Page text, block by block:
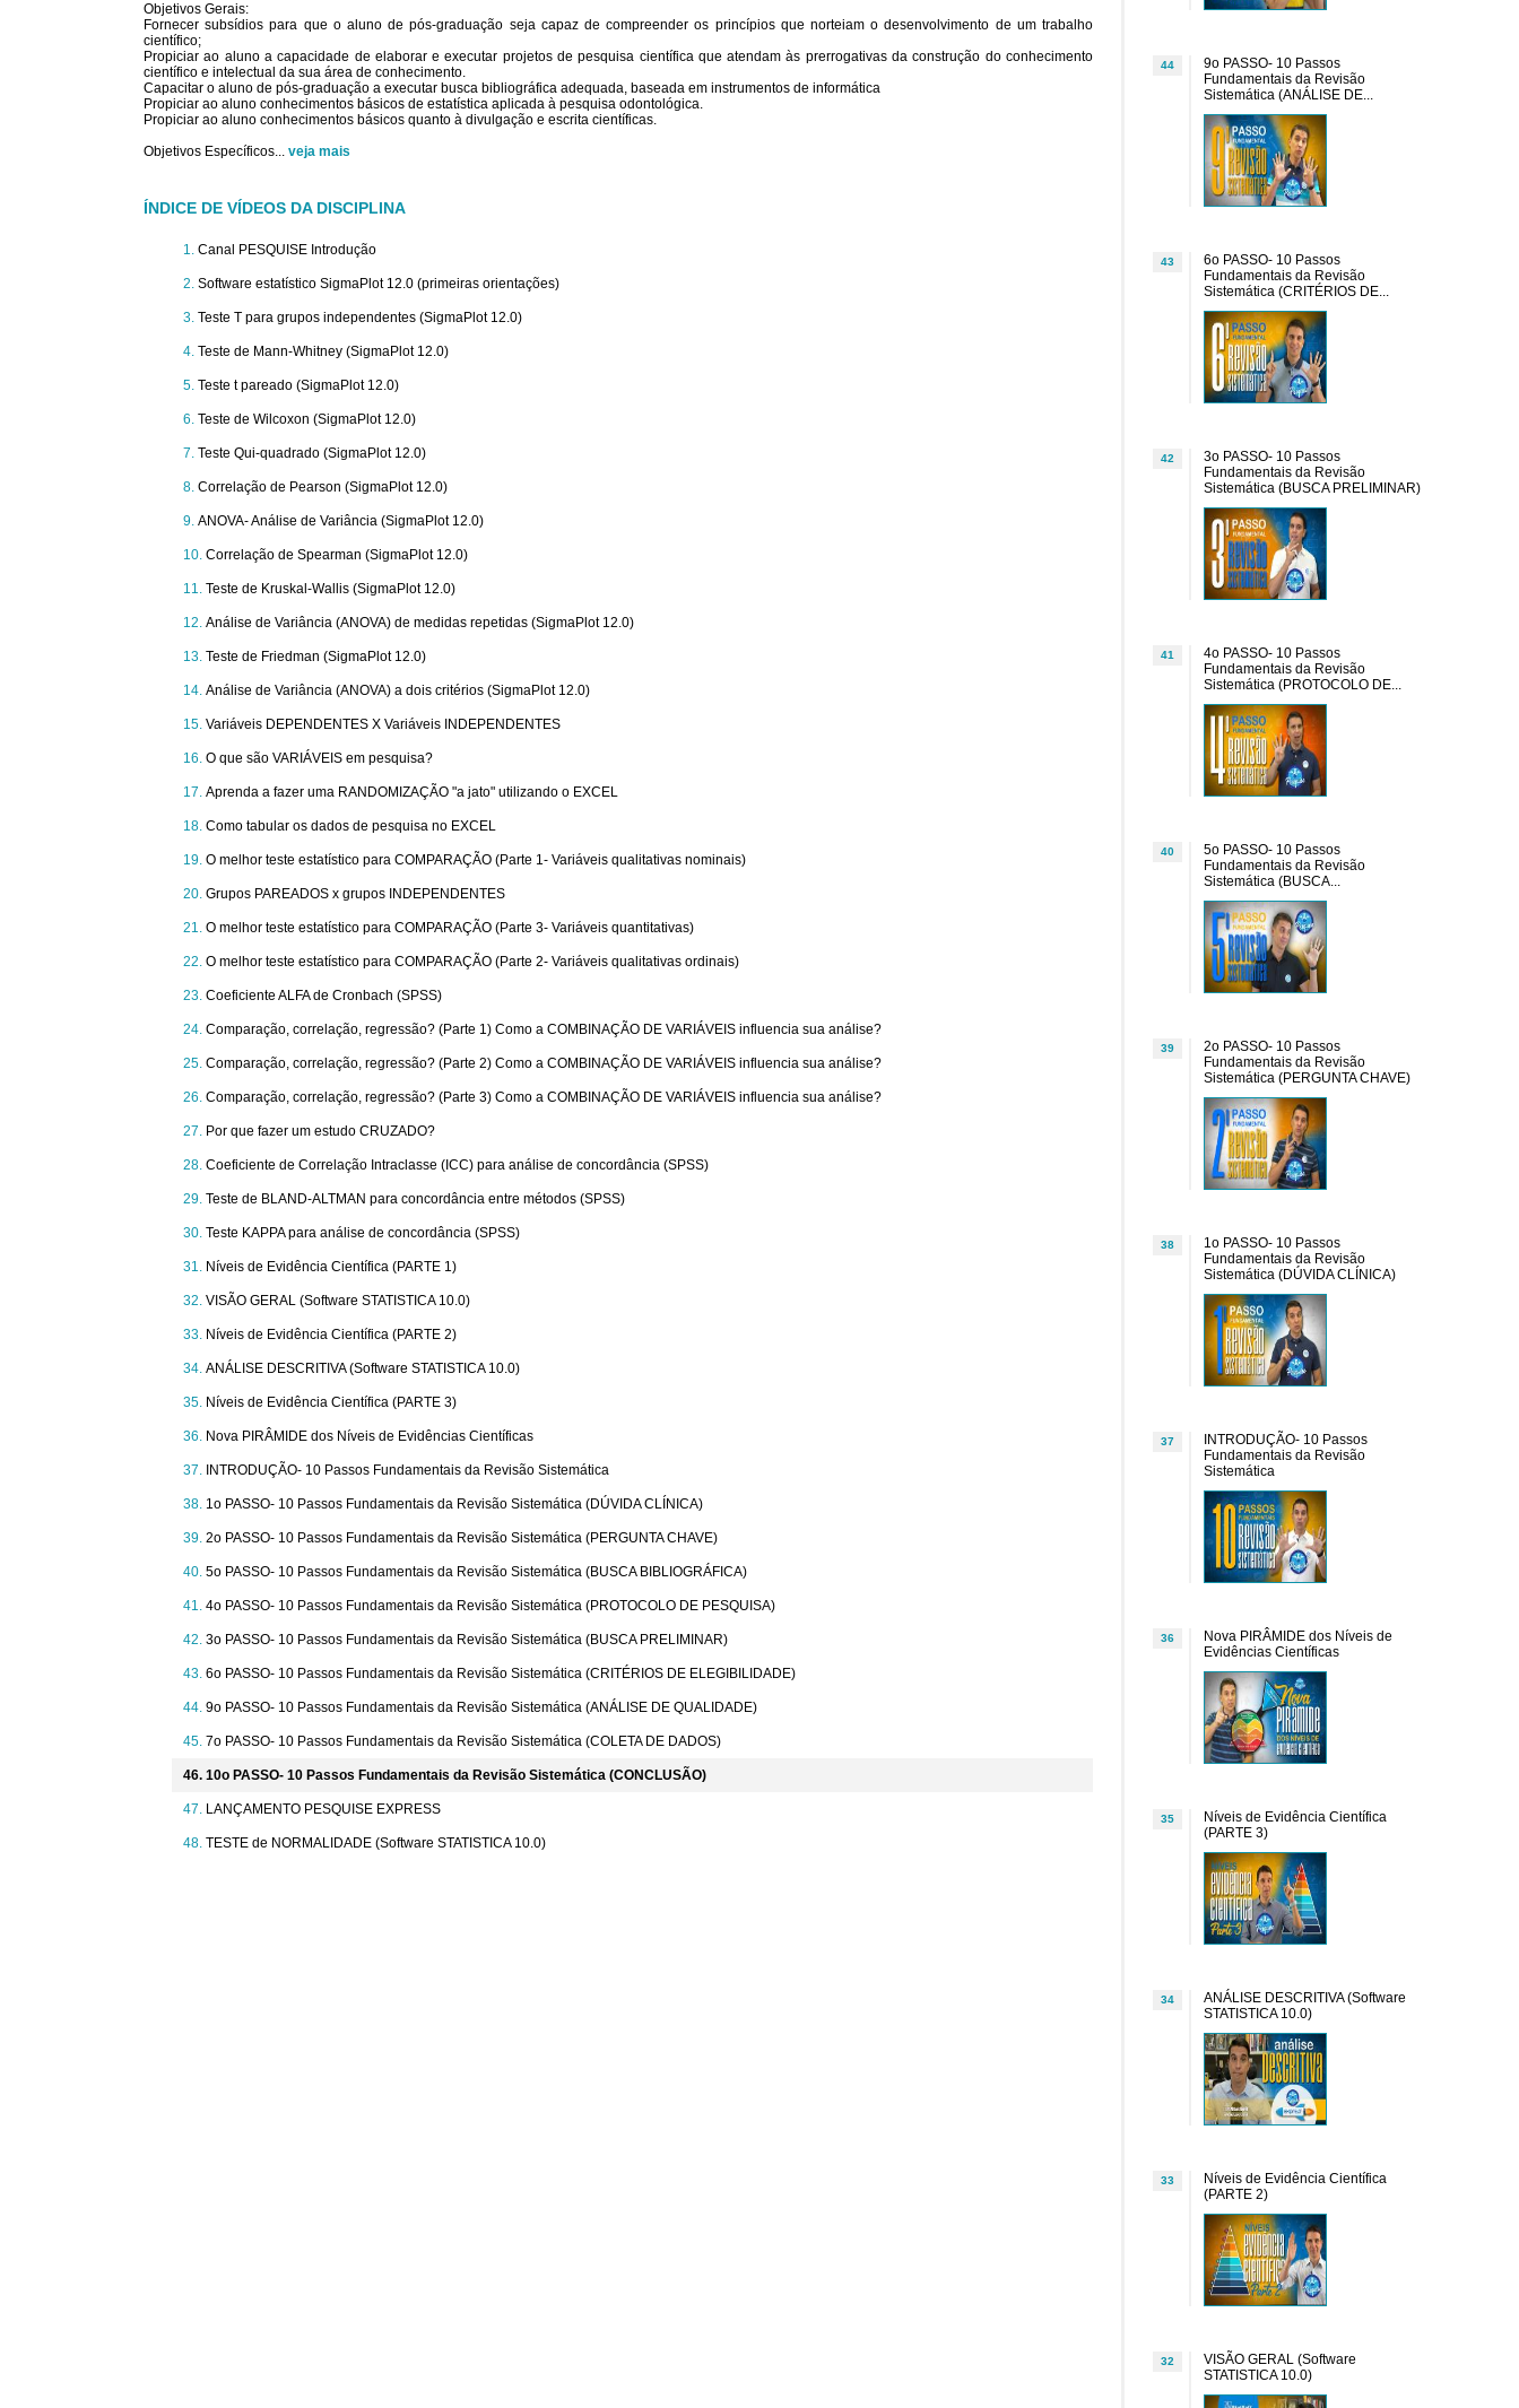
Objetivos Gerais:
Fornecer subsídios para que o aluno de pós-graduação seja capaz de compreender os princípios que norteiam o desenvolvimento de um trabalho
científico;
Propiciar ao aluno a capacidade de elaborar e executar projetos de pesquisa científica que atendam às prerrogativas da construção do conhecimento
científico e intelectual da sua área de conhecimento.
Capacitar o aluno de pós-graduação a executar busca bibliográfica adequada, baseada em instrumentos de informática
Propiciar ao aluno conhecimentos básicos de estatística aplicada à pesquisa odontológica.
Propiciar ao aluno conhecimentos básicos quanto à divulgação e escrita científicas.
Objetivos Específicos... veja mais
ÍNDICE DE VÍDEOS DA DISCIPLINA
Canal PESQUISE Introdução
Software estatístico SigmaPlot 12.0 (primeiras orientações)
Teste T para grupos independentes (SigmaPlot 12.0)
Teste de Mann-Whitney (SigmaPlot 12.0)
Teste t pareado (SigmaPlot 12.0)
Teste de Wilcoxon (SigmaPlot 12.0)
Teste Qui-quadrado (SigmaPlot 12.0)
Correlação de Pearson (SigmaPlot 12.0)
ANOVA- Análise de Variância (SigmaPlot 12.0)
Correlação de Spearman (SigmaPlot 12.0)
Teste de Kruskal-Wallis (SigmaPlot 12.0)
Análise de Variância (ANOVA) de medidas repetidas (SigmaPlot 12.0)
Teste de Friedman (SigmaPlot 12.0)
Análise de Variância (ANOVA) a dois critérios (SigmaPlot 12.0)
Variáveis DEPENDENTES X Variáveis INDEPENDENTES
O que são VARIÁVEIS em pesquisa?
Aprenda a fazer uma RANDOMIZAÇÃO "a jato" utilizando o EXCEL
Como tabular os dados de pesquisa no EXCEL
O melhor teste estatístico para COMPARAÇÃO (Parte 1- Variáveis qualitativas nominais)
Grupos PAREADOS x grupos INDEPENDENTES
O melhor teste estatístico para COMPARAÇÃO (Parte 3- Variáveis quantitativas)
O melhor teste estatístico para COMPARAÇÃO (Parte 2- Variáveis qualitativas ordinais)
Coeficiente ALFA de Cronbach (SPSS)
Comparação, correlação, regressão? (Parte 1) Como a COMBINAÇÃO DE VARIÁVEIS influencia sua análise?
Comparação, correlação, regressão? (Parte 2) Como a COMBINAÇÃO DE VARIÁVEIS influencia sua análise?
Comparação, correlação, regressão? (Parte 3) Como a COMBINAÇÃO DE VARIÁVEIS influencia sua análise?
Por que fazer um estudo CRUZADO?
Coeficiente de Correlação Intraclasse (ICC) para análise de concordância (SPSS)
Teste de BLAND-ALTMAN para concordância entre métodos (SPSS)
Teste KAPPA para análise de concordância (SPSS)
Níveis de Evidência Científica (PARTE 1)
VISÃO GERAL (Software STATISTICA 10.0)
Níveis de Evidência Científica (PARTE 2)
ANÁLISE DESCRITIVA (Software STATISTICA 10.0)
Níveis de Evidência Científica (PARTE 3)
Nova PIRÂMIDE dos Níveis de Evidências Científicas
INTRODUÇÃO- 10 Passos Fundamentais da Revisão Sistemática
1o PASSO- 10 Passos Fundamentais da Revisão Sistemática (DÚVIDA CLÍNICA)
2o PASSO- 10 Passos Fundamentais da Revisão Sistemática (PERGUNTA CHAVE)
5o PASSO- 10 Passos Fundamentais da Revisão Sistemática (BUSCA BIBLIOGRÁFICA)
4o PASSO- 10 Passos Fundamentais da Revisão Sistemática (PROTOCOLO DE PESQUISA)
3o PASSO- 10 Passos Fundamentais da Revisão Sistemática (BUSCA PRELIMINAR)
6o PASSO- 10 Passos Fundamentais da Revisão Sistemática (CRITÉRIOS DE ELEGIBILIDADE)
9o PASSO- 10 Passos Fundamentais da Revisão Sistemática (ANÁLISE DE QUALIDADE)
7o PASSO- 10 Passos Fundamentais da Revisão Sistemática (COLETA DE DADOS)
10o PASSO- 10 Passos Fundamentais da Revisão Sistemática (CONCLUSÃO)
LANÇAMENTO PESQUISE EXPRESS
TESTE de NORMALIDADE (Software STATISTICA 10.0)
44
9o PASSO- 10 Passos
Fundamentais da Revisão
Sistemática (ANÁLISE DE...
43
6o PASSO- 10 Passos
Fundamentais da Revisão
Sistemática (CRITÉRIOS DE...
42
3o PASSO- 10 Passos
Fundamentais da Revisão
Sistemática (BUSCA PRELIMINAR)
41
4o PASSO- 10 Passos
Fundamentais da Revisão
Sistemática (PROTOCOLO DE...
40
5o PASSO- 10 Passos
Fundamentais da Revisão
Sistemática (BUSCA...
39
2o PASSO- 10 Passos
Fundamentais da Revisão
Sistemática (PERGUNTA CHAVE)
38
1o PASSO- 10 Passos
Fundamentais da Revisão
Sistemática (DÚVIDA CLÍNICA)
37
INTRODUÇÃO- 10 Passos
Fundamentais da Revisão
Sistemática
36
Nova PIRÂMIDE dos Níveis de
Evidências Científicas
35
Níveis de Evidência Científica
(PARTE 3)
34
ANÁLISE DESCRITIVA (Software
STATISTICA 10.0)
33
Níveis de Evidência Científica
(PARTE 2)
32
VISÃO GERAL (Software
STATISTICA 10.0)